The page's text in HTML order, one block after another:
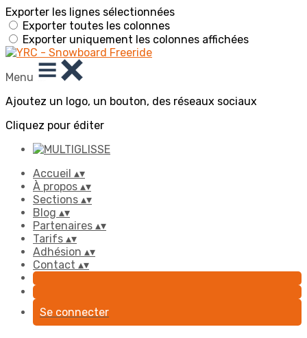
Exporter les lignes sélectionnées
Exporter toutes les colonnes
Exporter uniquement les colonnes affichées
Menu
Ajoutez un logo, un bouton, des réseaux sociaux
Cliquez pour éditer
Accueil ▴▾
À propos ▴▾
Sections ▴▾
Blog ▴▾
Partenaires ▴▾
Tarifs ▴▾
Adhésion ▴▾
Contact ▴▾
Se connecter